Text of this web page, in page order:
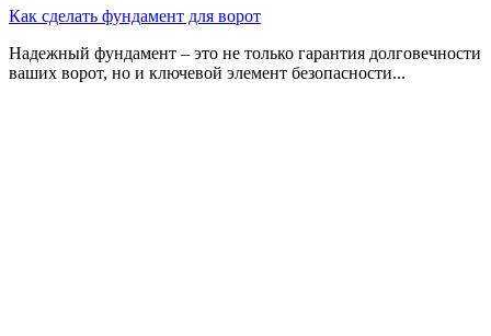
Как сделать фундамент для ворот
Надежный фундамент – это не только гарантия долговечности
ваших ворот, но и ключевой элемент безопасности...